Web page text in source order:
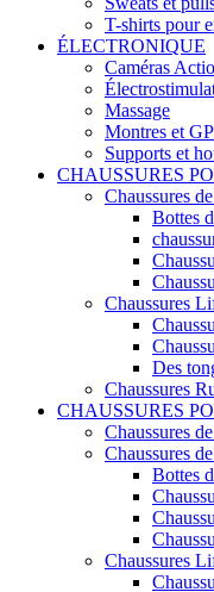
T-shirts pour
ÉLECTRONIQUE
Caméras
Massage
Montres et
Supports et
CHAUSSURES
Chaussures
Bottes
Chaussures
Des
Chaussures
CHAUSSURES
Chaussures
Chaussures
Bottes
Chaussures